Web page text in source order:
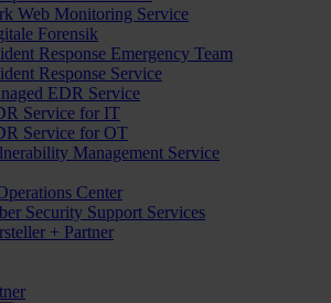
Web Monitoring Service
Forensik
Response Emergency Team
Response Service
EDR Service
Service for IT
Service for OT
Management Service
Center
Security Support Services
+ Partner